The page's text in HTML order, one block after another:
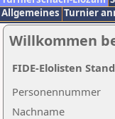
Allgemeines Turnier
Willkommen
Nachname
Personennummer
FIDE-Elolisten Stand